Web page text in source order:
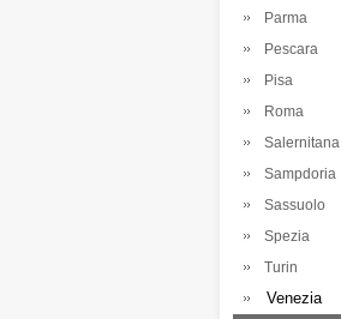
Parma
Pescara
Pisa
Roma
Salernitana
Sampdoria
Sassuolo
Spezia
Turin
Venezia